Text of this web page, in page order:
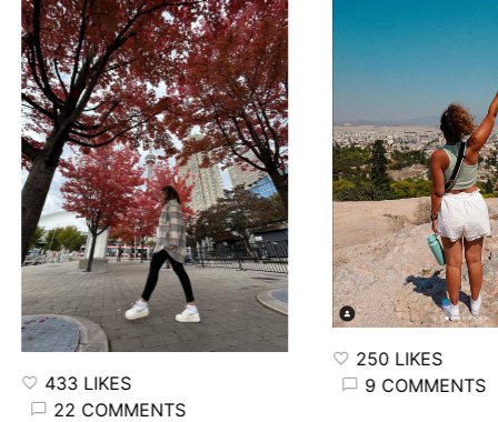
433 LIKES
22 COMMENTS
250 LIKES
9 COMMENTS